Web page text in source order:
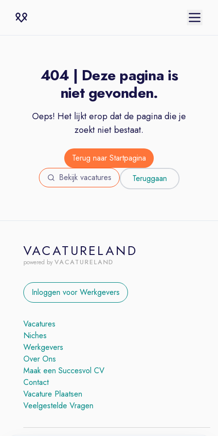
404 | Deze pagina is
niet gevonden.
Oeps! Het lijkt erop dat de pagina die je
zoekt niet bestaat.
Terug naar Startpagina
Bekijk vacatures
Teruggaan
VACATURELAND
powered by VACATURELAND
Inloggen voor Werkgevers
Vacatures
Niches
Werkgevers
Over Ons
Maak een Succesvol CV
Contact
Vacature Plaatsen
Veelgestelde Vragen